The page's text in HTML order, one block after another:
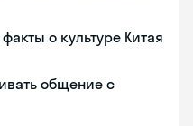
о культуре Китая
общение с